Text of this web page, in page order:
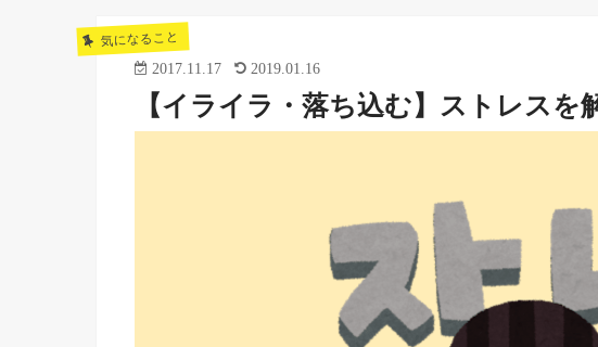
気になること
2017.11.17 2019.01.16
【イライラ・落ち込む】ストレスを